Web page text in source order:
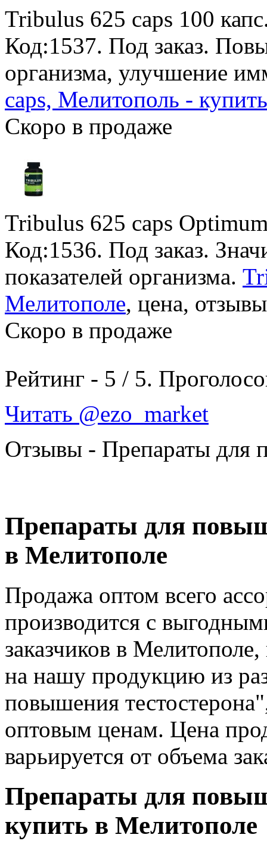
Tribulus 625 caps 100
Код:1537. Под заказ.
организма, улучшение
caps, Мелитополь -
Скоро в продаже
Tribulus 625 caps
Код:1536. Под заказ.
показателей организма.
Мелитополе, цена,
Скоро в продаже
Рейтинг - 5 / 5.
Читать @ezo_market
Отзывы - Препараты для
Препараты для
в Мелитополе
Продажа оптом всего
производится с
заказчиков в
на нашу продукцию из
повышения
оптовым ценам. Цена
варьируется от объема
Препараты для
купить в Мелитополе